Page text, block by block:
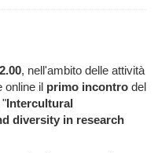
, nell'ambito delle attività
online il primo incontro del
"Intercultural
diversity in research